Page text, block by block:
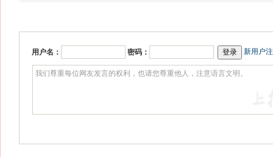
用户名： 密码： 新用户